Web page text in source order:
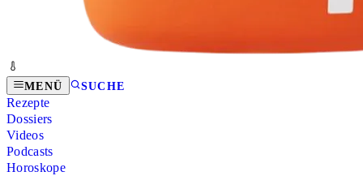
MENÜ SUCHE
Rezepte
Dossiers
Videos
Podcasts
Horoskope